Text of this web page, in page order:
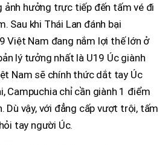
ảnh hưởng trực tiếp đến tấm vé đi
Sau khi Thái Lan đánh bại
Việt Nam đang nắm lợi thế lớn ở
lý tưởng nhất là U19 Úc giành
Nam sẽ chính thức dắt tay Úc
Campuchia chỉ cần giành 1 điểm
Dù vậy, với đẳng cấp vượt trội, tấm
tay người Úc.